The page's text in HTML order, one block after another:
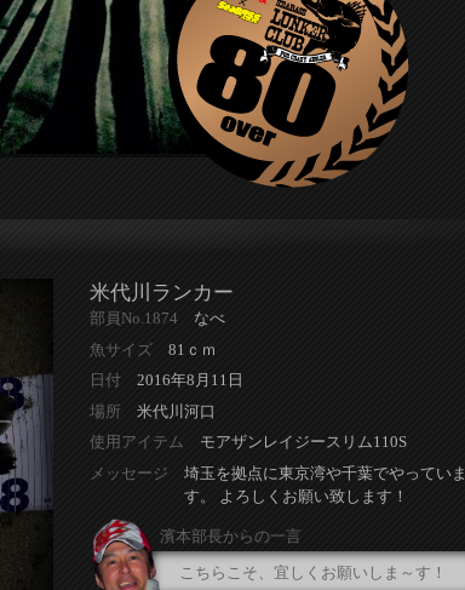
米代川ランカー
部員No.1874
なべ
魚サイズ
81ｃｍ
日付
2016年8月11日
場所
米代川河口
使用アイテム
モアザンレイジースリム110S
メッセージ
埼玉を拠点に東京湾や千葉でやっていま
す。 よろしくお願い致します！
濱本部長からの一言
こちらこそ、宜しくお願いしま～す！